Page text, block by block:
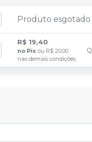
Produto esgotado
R$ 19,40
no Pix ou R$ 20,00
nas demais condições